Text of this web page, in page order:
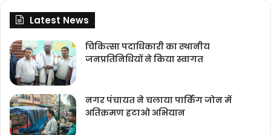
Latest News
चिकित्‍सा पदाधिकारी का स्थानीय
जनप्रतिनिधियों ने किया स्वागत
नगर पंचायत ने चलाया पार्किंग जोन में
अतिक्रमण हटाओ अभियान